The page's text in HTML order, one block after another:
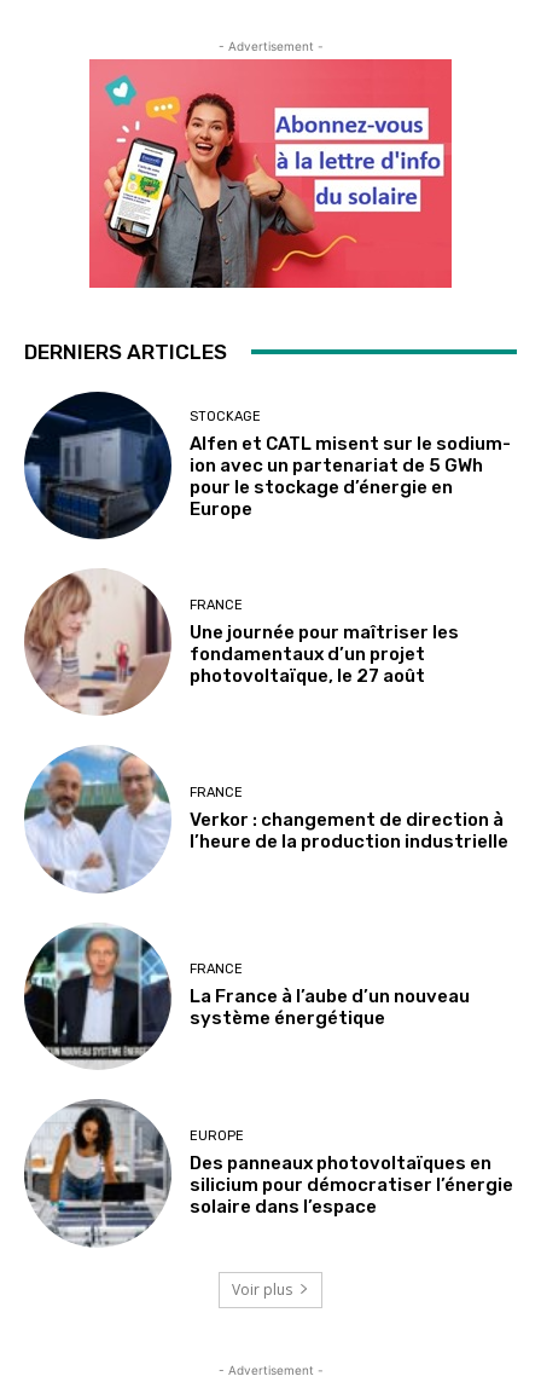
- Advertisement -
DERNIERS ARTICLES
STOCKAGE
Alfen et CATL misent sur le sodium-
ion avec un partenariat de 5 GWh
pour le stockage d’énergie en
Europe
FRANCE
Une journée pour maîtriser les
fondamentaux d’un projet
photovoltaïque, le 27 août
FRANCE
Verkor : changement de direction à
l’heure de la production industrielle
FRANCE
La France à l’aube d’un nouveau
système énergétique
EUROPE
Des panneaux photovoltaïques en
silicium pour démocratiser l’énergie
solaire dans l’espace
Voir plus
- Advertisement -